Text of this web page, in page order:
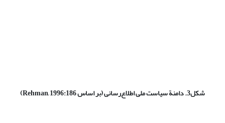
شکل3. دامنة سیاست ملی اطلاع‌رسانی (بر اساس Rehman, 1996:186
)